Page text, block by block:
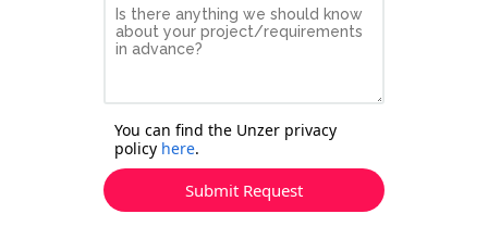
You can find the Unzer privacy
policy here.
Submit Request